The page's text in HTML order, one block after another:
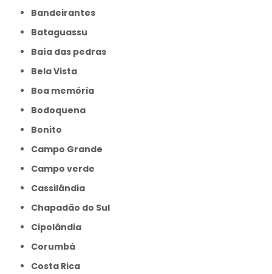
Bandeirantes
Bataguassu
Baía das pedras
Bela Vista
Boa memória
Bodoquena
Bonito
Campo Grande
Campo verde
Cassilândia
Chapadão do Sul
Cipolândia
Corumbá
Costa Rica